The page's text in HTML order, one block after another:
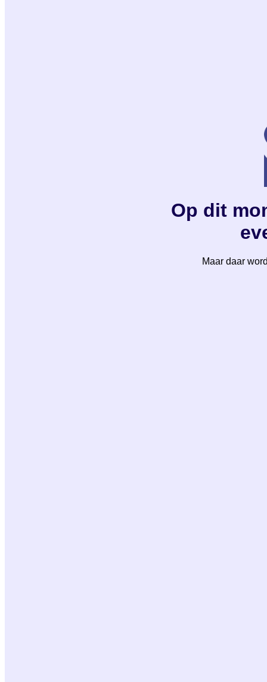
Op dit
Maar daar